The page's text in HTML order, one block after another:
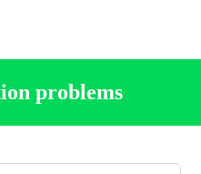
problems